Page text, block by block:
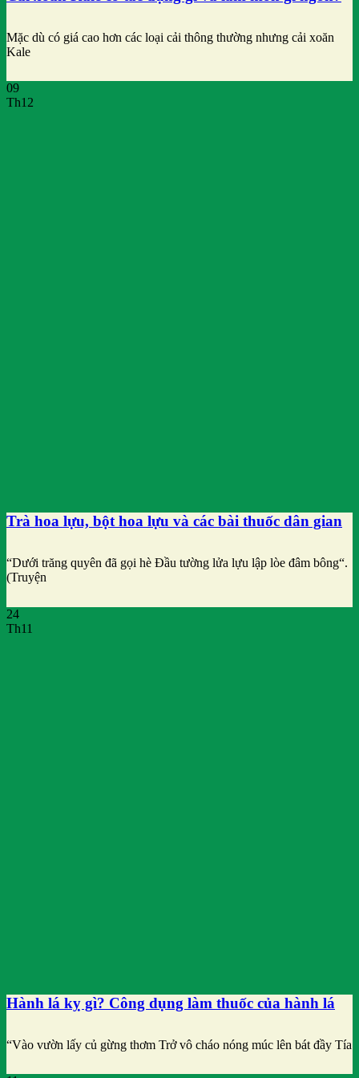
Mặc dù có giá cao hơn các loại cải thông thường nhưng cải xoăn
Kale
09
Th12
Trà hoa lựu, bột hoa lựu và các bài thuốc dân gian
“Dưới trăng quyên đã gọi hè Đầu tường lửa lựu lập lòe đâm bông“.
(Truyện
24
Th11
Hành lá kỵ gì? Công dụng làm thuốc của hành lá
“Vào vườn lấy củ gừng thơm Trở vô cháo nóng múc lên bát đầy Tía